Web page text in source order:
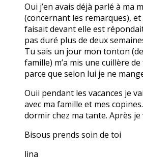
Oui j’en avais déjà parlé à ma
(concernant les remarques), et
faisait devant elle est
pas duré plus de deux
Tu sais un jour mon tonton
famille) m’a mis une cuillère
parce que selon lui je ne
Ouii pendant les vacances je
avec ma famille et mes
dormir chez ma tante. Après
Bisous prends soin de toi
lina